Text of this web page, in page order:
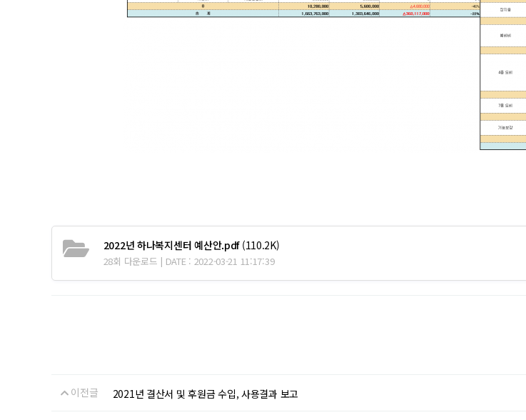
2022년 하나복지센터 예산안.pdf(110.2K)
28회 다운로드 | DATE : 2022-03-21 11:17:39
이전글 2021년 결산서 및 후원금 수입, 사용결과 보고